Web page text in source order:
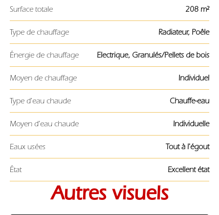
Surface totale 208 m²
Type de chauffage Radiateur, Poêle
Énergie de chauffage Electrique, Granulés/Pellets de bois
Moyen de chauffage Individuel
Type d'eau chaude Chauffe-eau
Moyen d'eau chaude Individuelle
Eaux usées Tout à l'égout
État Excellent état
Autres visuels